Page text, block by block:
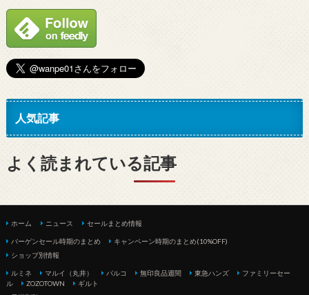
人気記事
よく読まれている記事
ホーム ニュース セールまとめ情報
バーゲンセール時期のまとめ
キャンペーン時期のまとめ(10%OFF)
ショップ別情報
ルミネ マルイ（丸井） パルコ 無印良品週間 東急ハンズ
ファミリーセー
ル
ZOZOTOWN
ギルト